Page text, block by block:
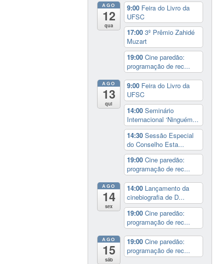
AGO
12
qua
9:00 Feira do Livro da
UFSC
17:003º Prêmio Zahidé
Muzart
19:00Cine paredão:
programação de rec...
AGO
13
qui
9:00 Feira do Livro da
UFSC
14:00Seminário
Internacional ‘Ninguém...
14:30Sessão Especial
do Conselho Esta...
19:00Cine paredão:
programação de rec...
AGO
14
sex
14:00 Lançamento da
cinebiografia de D...
19:00Cine paredão:
programação de rec...
AGO
15
sáb
19:00Cine paredão:
programação de rec...